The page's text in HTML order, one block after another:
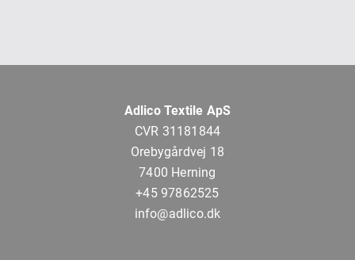
Adlico Textile ApS
CVR 31181844
Orebygårdvej 18
7400 Herning
+45 97862525
info@adlico.dk